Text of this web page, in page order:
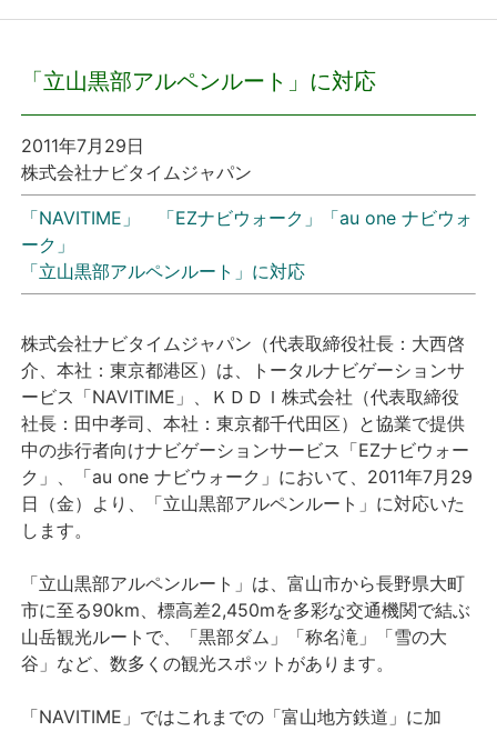
プレスリリース
プレスリリース
おしらせ
サービス
個人向けサービス
法人向けサービス
採用情報
「立山黒部アルペンルート」に対応
2011年7月29日
株式会社ナビタイムジャパン
「NAVITIME」 「EZナビウォーク」「au one ナビウォ
ーク」
「立山黒部アルペンルート」に対応
株式会社ナビタイムジャパン（代表取締役社長：大西啓
介、本社：東京都港区）は、トータルナビゲーションサ
ービス「NAVITIME」、ＫＤＤＩ株式会社（代表取締役
社長：田中孝司、本社：東京都千代田区）と協業で提供
中の歩行者向けナビゲーションサービス「EZナビウォー
ク」、「au one ナビウォーク」において、2011年7月29
日（金）より、「立山黒部アルペンルート」に対応いた
します。
「立山黒部アルペンルート」は、富山市から長野県大町
市に至る90km、標高差2,450mを多彩な交通機関で結ぶ
山岳観光ルートで、「黒部ダム」「称名滝」「雪の大
谷」など、数多くの観光スポットがあります。
「NAVITIME」ではこれまでの「富山地方鉄道」に加